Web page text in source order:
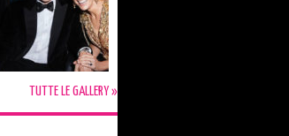
TUTTE LE GALLERY »